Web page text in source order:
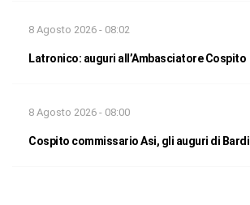
8 Agosto 2026 - 08:02
Latronico: auguri all’Ambasciatore Cospito
8 Agosto 2026 - 08:00
Cospito commissario Asi, gli auguri di Bardi